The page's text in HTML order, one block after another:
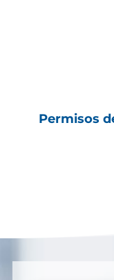
Permisos